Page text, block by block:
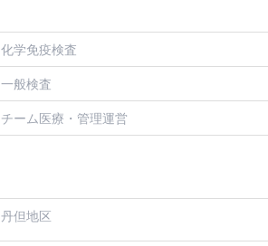
化学免疫検査
一般検査
チーム医療・管理運営
丹但地区